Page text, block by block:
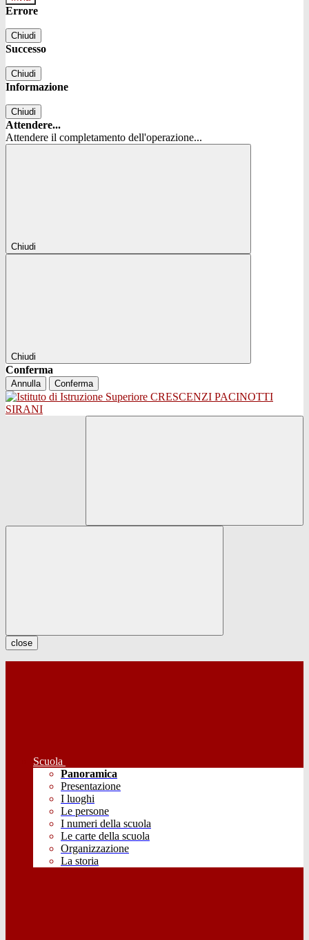
Errore
Chiudi
Successo
Chiudi
Informazione
Chiudi
Attendere...
Attendere il completamento dell'operazione...
Chiudi
Chiudi
Conferma
Annulla Conferma
close
Scuola
Panoramica
Presentazione
I luoghi
Le persone
I numeri della scuola
Le carte della scuola
Organizzazione
La storia